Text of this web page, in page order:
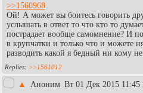
>>1560968
Ой! А может вы боитесь говорить
услышать в ответ то что кто то
пострадает вообще самомнение? И
в крупчатки и только что и можете
разводить какой я бедный ни кому
>>1561012
▲ Аноним Вт 01 Дек 2015 11:45